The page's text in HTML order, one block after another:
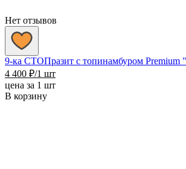
Нет отзывов
9-ка СТОПразит с топинамбуром Premium
4 400 ₽/1 шт
цена за 1 шт
В корзину